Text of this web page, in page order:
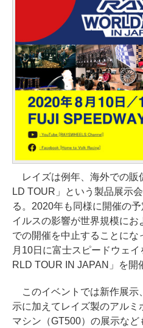
レイズは例年、海外での販
LD TOUR」という製品展示
る。2020年も同様に開催の
イルスの影響が世界規模に
での開催を中止することに
月10日に富士スピードウェ
RLD TOUR IN JAPAN」を開
このイベントでは新作展示
示に加えてレイズ製のアル
マシン（GT500）の展示な